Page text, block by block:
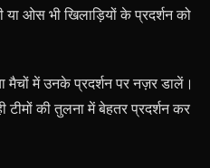
ओस भी खिलाड़ियों के प्रदर्शन को
मैचों में उनके प्रदर्शन पर नज़र डालें।
टीमों की तुलना में बेहतर प्रदर्शन कर